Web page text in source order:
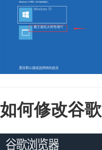
如何修改谷